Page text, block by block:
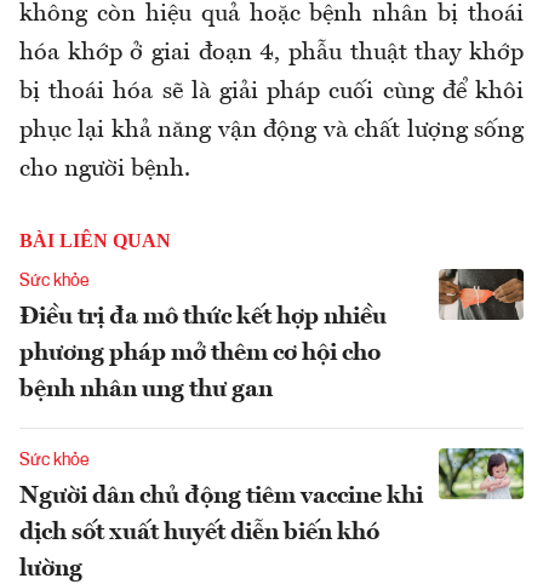
không còn hiệu quả hoặc bệnh nhân bị thoái
hóa khớp ở giai đoạn 4, phẫu thuật thay khớp
bị thoái hóa sẽ là giải pháp cuối cùng để khôi
phục lại khả năng vận động và chất lượng sống
cho người bệnh.
BÀI LIÊN QUAN
Sức khỏe
Điều trị đa mô thức kết hợp nhiều
phương pháp mở thêm cơ hội cho
bệnh nhân ung thư gan
Sức khỏe
Người dân chủ động tiêm vaccine khi
dịch sốt xuất huyết diễn biến khó
lường